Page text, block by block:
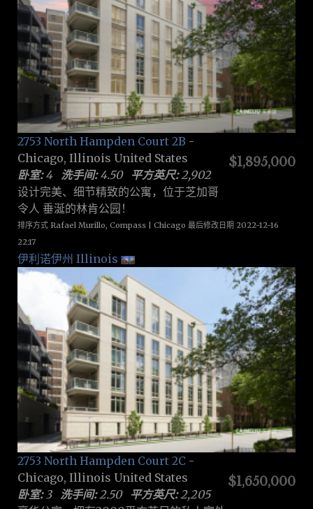
$1,895,000
2753 North Hampden Court 2B -
Chicago, Illinois United States
卧室:4 洗手间:4.50 平方英尺:2,902
设计完美、细节精致的公寓，位于芝加哥
令人 垂涎的林肯公园！
排序方式 Rafael Murillo, Compass | Chicago 最后修改日期 2022-12-16
22:17
伊利诺伊州 Illinois
$1,650,000
2753 North Hampden Court 2C -
Chicago, Illinois United States
卧室:3 洗手间:2.50 平方英尺:2,205